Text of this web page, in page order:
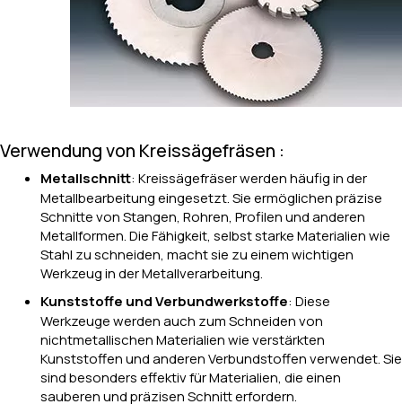
Verwendung von Kreissägefräsen :
Metallschnitt: Kreissägefräser werden häufig in der
Metallbearbeitung eingesetzt. Sie ermöglichen präzise
Schnitte von Stangen, Rohren, Profilen und anderen
Metallformen. Die Fähigkeit, selbst starke Materialien wie
Stahl zu schneiden, macht sie zu einem wichtigen
Werkzeug in der Metallverarbeitung.
Kunststoffe und Verbundwerkstoffe: Diese
Werkzeuge werden auch zum Schneiden von
nichtmetallischen Materialien wie verstärkten
Kunststoffen und anderen Verbundstoffen verwendet. Sie
sind besonders effektiv für Materialien, die einen
sauberen und präzisen Schnitt erfordern.